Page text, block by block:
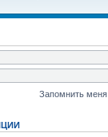
Запомнить меня